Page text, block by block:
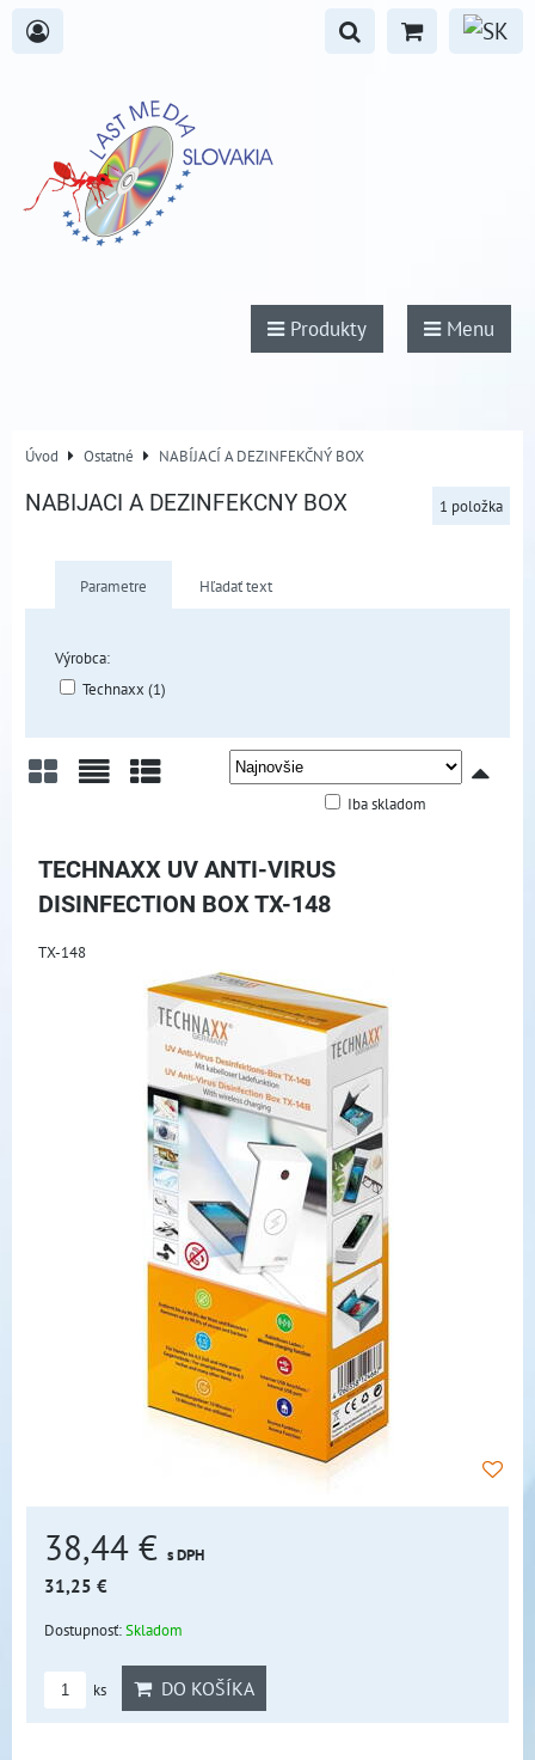
Produkty Menu
Úvod Ostatné NABÍJACÍ A DEZINFEKČNÝ BOX
NABIJACI A DEZINFEKCNY BOX 1 položka
Parametre Hľadať text
Výrobca:
Technaxx (1)
Iba skladom
TECHNAXX UV ANTI-VIRUS
DISINFECTION BOX TX-148
TX-148
38,44 € s DPH
31,25 €
Dostupnosť:Skladom
ks DO KOŠÍKA